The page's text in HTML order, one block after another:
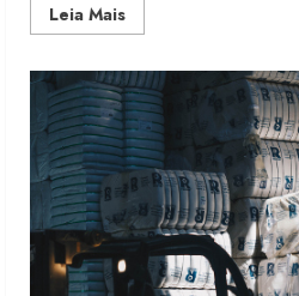
Leia MaisRead
more
produzirá
fio
de
algodão
reciclado
em
El
Salvador